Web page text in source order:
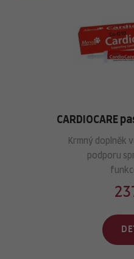
CARDIOCARE
Krmný doplněk
podporu